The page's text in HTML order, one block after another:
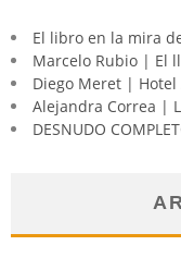
El libro en la mira
Marcelo Rubio | El
Diego Meret | Hotel
Alejandra Correa |
DESNUDO